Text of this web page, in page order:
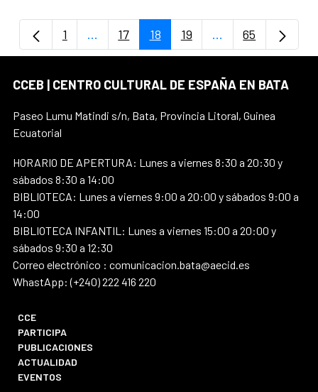
Página
1 ...Páginas intermedias Use TAB para
Página
17 Página
18 Página
19 ...PáginasPágina
65
CCEB | CENTRO CULTURAL DE ESPAÑA EN BATA
Paseo Lumu Matindi s/n, Bata, Provincia Litoral, Guinea
Ecuatorial
HORARIO DE APERTURA: Lunes a viernes 8:30 a 20:30 y
sábados 8:30 a 14:00
BIBLIOTECA: Lunes a viernes 9:00 a 20:00 y sábados 9:00 a
14:00
BIBLIOTECA INFANTIL: Lunes a viernes 15:00 a 20:00 y
sábados 9:30 a 12:30
Correo electrónico : comunicacion.bata@aecid.es
WhastApp: (+240) 222 416 220
CCE
PARTICIPA
PUBLICACIONES
ACTUALIDAD
EVENTOS